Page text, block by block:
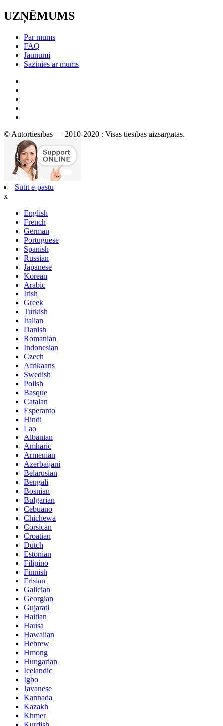
UZŅĒMUMS
Par mums
FAQ
Jaunumi
Sazinies ar mums
© Autortiesības — 2010-2020 : Visas tiesības aizsargātas.
Sūtīt e-pastu
x
English
French
German
Portuguese
Spanish
Russian
Japanese
Korean
Arabic
Irish
Greek
Turkish
Italian
Danish
Romanian
Indonesian
Czech
Afrikaans
Swedish
Polish
Basque
Catalan
Esperanto
Hindi
Lao
Albanian
Amharic
Armenian
Azerbaijani
Belarusian
Bengali
Bosnian
Bulgarian
Cebuano
Chichewa
Corsican
Croatian
Dutch
Estonian
Filipino
Finnish
Frisian
Galician
Georgian
Gujarati
Haitian
Hausa
Hawaiian
Hebrew
Hmong
Hungarian
Icelandic
Igbo
Javanese
Kannada
Kazakh
Khmer